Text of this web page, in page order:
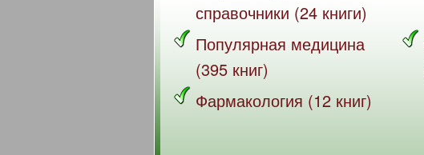
справочники (24 книги)
Популярная медицина
(395 книг)
Фармакология (12 книг)